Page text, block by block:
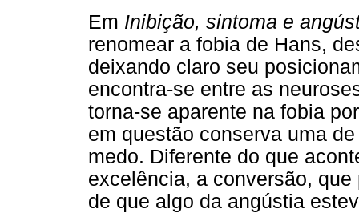
Em Inibição, sintoma e
renomear a fobia de Hans,
deixando claro seu
encontra-se entre as
torna-se aparente na fobia
em questão conserva uma
medo. Diferente do que
excelência, a conversão,
de que algo da angústia